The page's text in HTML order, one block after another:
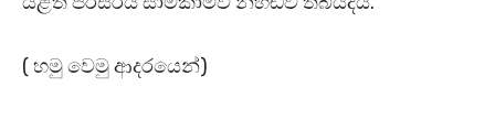
( හමු වෙමු ආදරයෙන්)